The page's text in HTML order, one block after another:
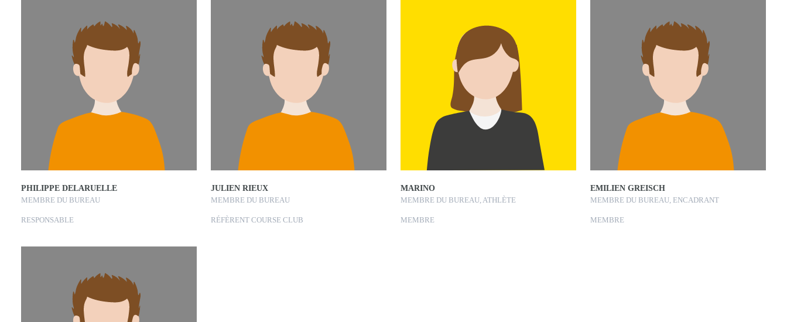
PHILIPPE DELARUELLE
MEMBRE DU BUREAU
RESPONSABLE
JULIEN RIEUX
MEMBRE DU BUREAU
RÉFÈRENT COURSE CLUB
MARINO
MEMBRE DU BUREAU, ATHLÈTE
MEMBRE
EMILIEN GREISCH
MEMBRE DU BUREAU, ENCADRANT
MEMBRE